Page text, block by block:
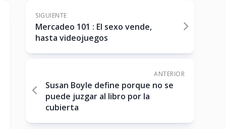
Destacados
Downloads
No-
(US)
SIGUIENTE
Mercadeo 101 : El sexo vende,
hasta videojuegos
ANTERIOR
Susan Boyle define porque no se
puede juzgar al libro por la
cubierta